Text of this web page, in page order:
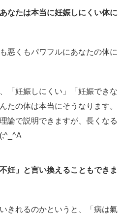
なたは本当に妊娠しにくい体に
悪くもパワフルにあなたの体に
「妊娠しにくい」「妊娠できな
たの体は本当にそうなります。
論で説明できますが、長くなる
妊」と言い換えることもできま
きれるのかというと、「病は氣